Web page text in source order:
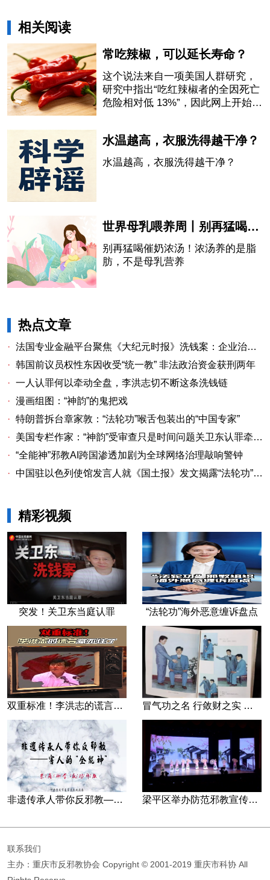
相关阅读
常吃辣椒，可以延长寿命？
这个说法来自一项美国人群研究，
研究中指出“吃红辣椒者的全因死亡
危险相对低 13%”，因此网上开始流
水温越高，衣服洗得越干净？
水温越高，衣服洗得越干净？
世界母乳喂养周丨别再猛喝催奶浓汤！浓汤养的是脂肪，不是母乳营养
别再猛喝催奶浓汤！浓汤养的是脂
肪，不是母乳营养
热点文章
· 法国专业金融平台聚焦《大纪元时报》洗钱案：企业治理漏洞与监管警示
· 韩国前议员权性东因收受“统一教” 非法政治资金获刑两年
· 一人认罪何以牵动全盘，李洪志切不断这条洗钱链
· 漫画组图：“神韵”的鬼把戏
· 特朗普拆台章家敦：“法轮功”喉舌包装出的“中国专家”
·
美国专栏作家：“神韵”受审查只是时间问题关卫东认罪牵出与《大纪元时报》资金链条
· “全能神”邪教AI跨国渗透加剧为全球网络治理敲响警钟
· 中国驻以色列使馆发言人就《国土报》发文揭露“法轮功”邪教本质答记者问
精彩视频
突发！关卫东当庭认罪 “法轮功”海外恶意缠诉盘点
双重标准！李洪志的谎言藏不住了 冒气功之名 行敛财之实 张宏堡义女“小倩”团伙覆灭记
非遗传承人带你反邪教—害人的“全能神” 梁平区举办防范邪教宣传专场文艺演出
联系我们
主办：重庆市反邪教协会 Copyright © 2001-2019 重庆市科协 All